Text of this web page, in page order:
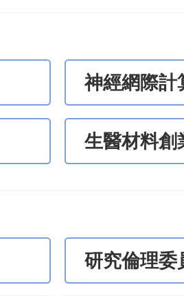
神經網際計
生醫材料創
研究倫理委